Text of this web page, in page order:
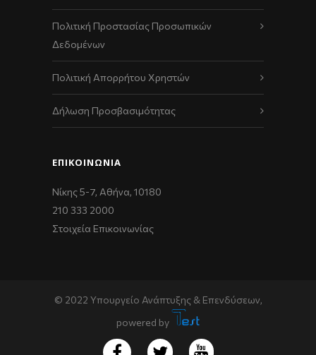
Πολιτική Προστασίας Προσωπικών
Δεδομένων
Πολιτική Απορρήτου Χρηστών
Δήλωση Προσβασιμότητας
ΕΠΙΚΟΙΝΩΝΊΑ
Νίκης 5-7, Αθήνα, 10180
210 333 2000
Στοιχεία Επικοινωνίας
© 2022 Υπουργείο Ανάπτυξης & Επενδύσεων,
powered by